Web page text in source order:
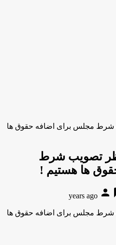
شرط مجلس برای اضافه حقوق ها
تصویب شرط
ها هستیم !
person
شرط مجلس برای اضافه حقوق ها